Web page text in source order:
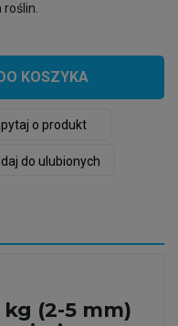
KOSZYKA
o produkt
do ulubionych
(2-5 mm)